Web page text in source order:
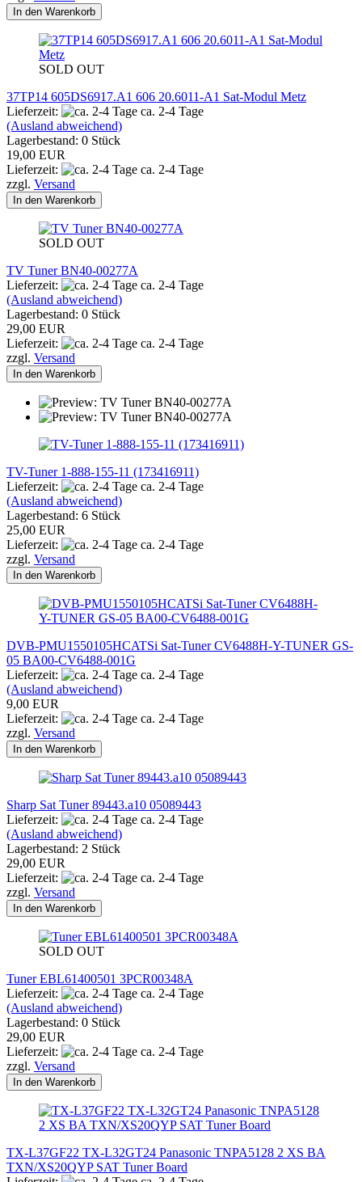
In den Warenkorb
SOLD OUT
37TP14 605DS6917.A1 606 20.6011-A1 Sat-Modul Metz
Lieferzeit:
ca. 2-4 Tage
(Ausland abweichend)
Lagerbestand: 0 Stück
19,00 EUR
Lieferzeit:
ca. 2-4 Tage
zzgl. Versand
In den Warenkorb
SOLD OUT
TV Tuner BN40-00277A
Lieferzeit:
ca. 2-4 Tage
(Ausland abweichend)
Lagerbestand: 0 Stück
29,00 EUR
Lieferzeit:
ca. 2-4 Tage
zzgl. Versand
In den Warenkorb
TV-Tuner 1-888-155-11 (173416911)
Lieferzeit:
ca. 2-4 Tage
(Ausland abweichend)
Lagerbestand: 6 Stück
25,00 EUR
Lieferzeit:
ca. 2-4 Tage
zzgl. Versand
In den Warenkorb
DVB-PMU1550105HCATSi Sat-Tuner CV6488H-Y-TUNER GS-
05 BA00-CV6488-001G
Lieferzeit:
ca. 2-4 Tage
(Ausland abweichend)
9,00 EUR
Lieferzeit:
ca. 2-4 Tage
zzgl. Versand
In den Warenkorb
Sharp Sat Tuner 89443.a10 05089443
Lieferzeit:
ca. 2-4 Tage
(Ausland abweichend)
Lagerbestand: 2 Stück
29,00 EUR
Lieferzeit:
ca. 2-4 Tage
zzgl. Versand
In den Warenkorb
SOLD OUT
Tuner EBL61400501 3PCR00348A
Lieferzeit:
ca. 2-4 Tage
(Ausland abweichend)
Lagerbestand: 0 Stück
29,00 EUR
Lieferzeit:
ca. 2-4 Tage
zzgl. Versand
In den Warenkorb
TX-L37GF22 TX-L32GT24 Panasonic TNPA5128 2 XS BA
TXN/XS20QYP SAT Tuner Board